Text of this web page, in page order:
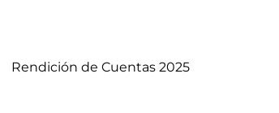
Rendición de Cuentas 2025